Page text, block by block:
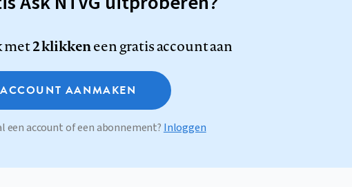
met2 klikkeneen gratis account aan
ACCOUNT AANMAKEN
een account of een abonnement? Inloggen